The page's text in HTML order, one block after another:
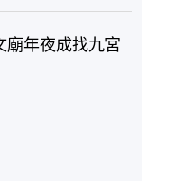
廟年夜成找九宮